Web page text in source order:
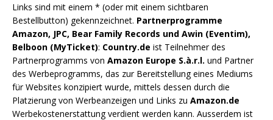
Links sind mit einem * (oder mit einem sichtbaren
Bestellbutton) gekennzeichnet. Partnerprogramme
Amazon, JPC, Bear Family Records und Awin (Eventim),
Belboon (MyTicket): Country.de ist Teilnehmer des
Partnerprogramms von Amazon Europe S.à.r.l. und Partner
des Werbeprogramms, das zur Bereitstellung eines Mediums
für Websites konzipiert wurde, mittels dessen durch die
Platzierung von Werbeanzeigen und Links zu Amazon.de
Werbekostenerstattung verdient werden kann. Ausserdem ist